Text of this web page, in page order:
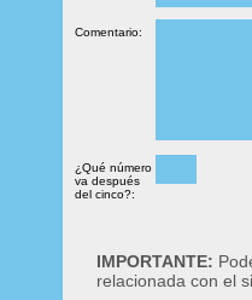
Comentario:
¿Qué número
va después
del cinco?:
IMPORTANTE:
relacionada con el